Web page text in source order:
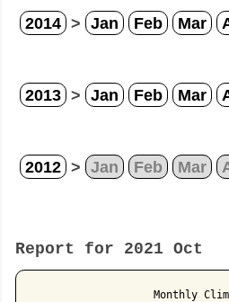
2014 > Jan Feb Mar
2013 > Jan Feb Mar
2012 > Jan Feb Mar
Report for 2021 Oct
Monthly